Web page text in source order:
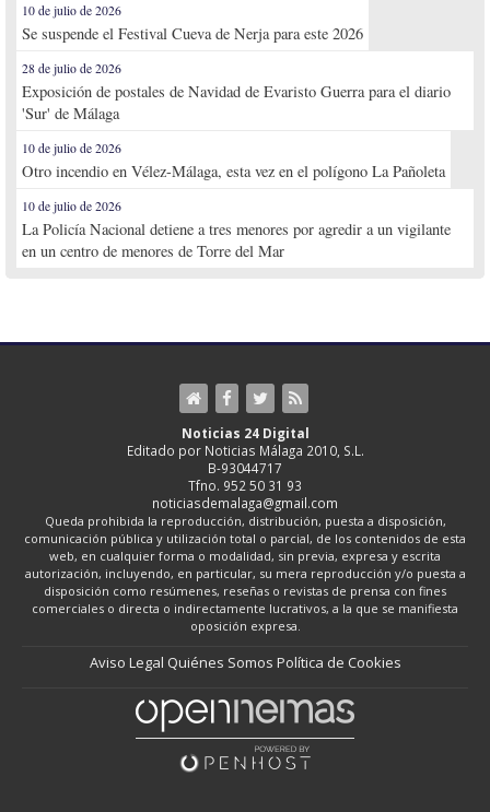
10 de julio de 2026
Se suspende el Festival Cueva de Nerja para este 2026
28 de julio de 2026
Exposición de postales de Navidad de Evaristo Guerra para el diario
'Sur' de Málaga
10 de julio de 2026
Otro incendio en Vélez-Málaga, esta vez en el polígono La Pañoleta
10 de julio de 2026
La Policía Nacional detiene a tres menores por agredir a un vigilante
en un centro de menores de Torre del Mar
Noticias 24 Digital
Editado por Noticias Málaga 2010, S.L.
B-93044717
Tfno. 952 50 31 93
noticiasdemalaga@gmail.com
Queda prohibida la reproducción, distribución, puesta a disposición,
comunicación pública y utilización total o parcial, de los contenidos de esta
web, en cualquier forma o modalidad, sin previa, expresa y escrita
autorización, incluyendo, en particular, su mera reproducción y/o puesta a
disposición como resúmenes, reseñas o revistas de prensa con fines
comerciales o directa o indirectamente lucrativos, a la que se manifiesta
oposición expresa.
Aviso Legal Quiénes Somos Política de Cookies